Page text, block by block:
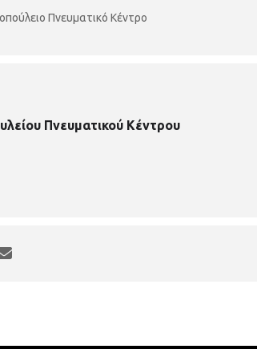
Πνευματικό Κέντρο
Πνευματικού Κέντρου